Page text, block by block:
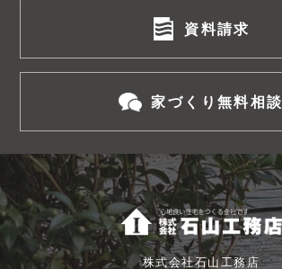
資料請求
家づくり無料相談
株式会社石山工務店